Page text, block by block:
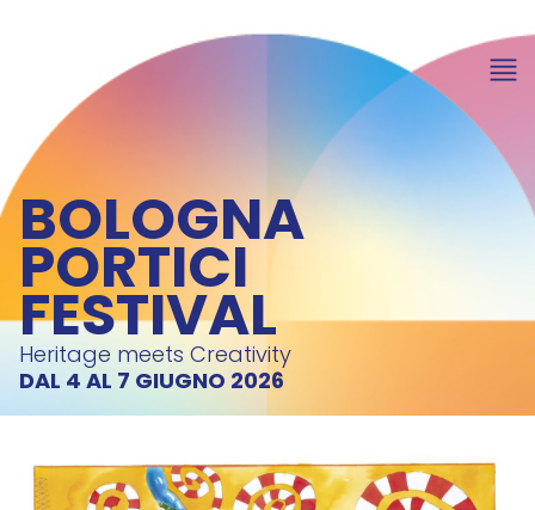
BOLOGNA
PORTICI
FESTIVAL
Heritage meets Creativity
DAL 4 AL 7 GIUGNO 2026